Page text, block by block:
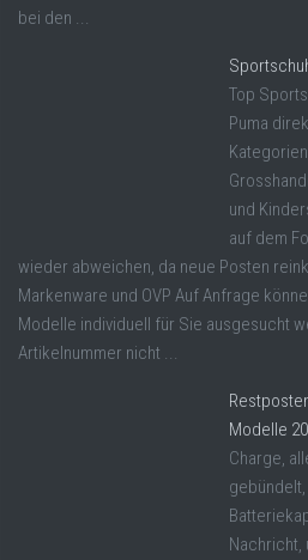
bei den ...
Top
Puma
und
auf dem
wieder abweichen, da neue Posten
Markenware und OVP Auf Anfrage
Modelle individuell für Sie ausgesucht
Artikelnummer nicht ...
Modelle
Charge,
gebündelt,
Nachricht,